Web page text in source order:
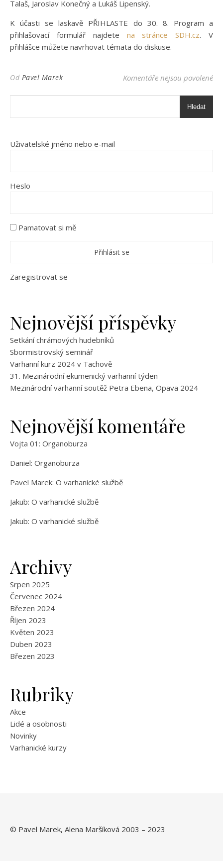
Talaš, Jaroslav Konečný a Lukáš Lipenský.
K účasti se laskavě PŘIHLASTE do 30. 8. Program a
přihlašovací formulář najdete na stránce SDH.cz. V
přihlášce můžete navrhovat témata do diskuse.
Od Pavel Marek Komentáře nejsou povolenéu
Hledat
Uživatelské jméno nebo e-mail
Heslo
Pamatovat si mě
Zaregistrovat se
Nejnovější příspěvky
Setkání chrámových hudebníků
Sbormistrovský seminář
Varhanní kurz 2024 v Tachově
31. Mezinárodní ekumenický varhanní týden
Mezinárodní varhanní soutěž Petra Ebena, Opava 2024
Nejnovější komentáře
Vojta 01 : Organoburza
Daniel: Organoburza
Pavel Marek: O varhanické službě
Jakub: O varhanické službě
Jakub: O varhanické službě
Archivy
Srpen 2025
Červenec 2024
Březen 2024
Říjen 2023
Květen 2023
Duben 2023
Březen 2023
Rubriky
Akce
Lidé a osobnosti
Novinky
Varhanické kurzy
© Pavel Marek, Alena Maršíková 2003 – 2023